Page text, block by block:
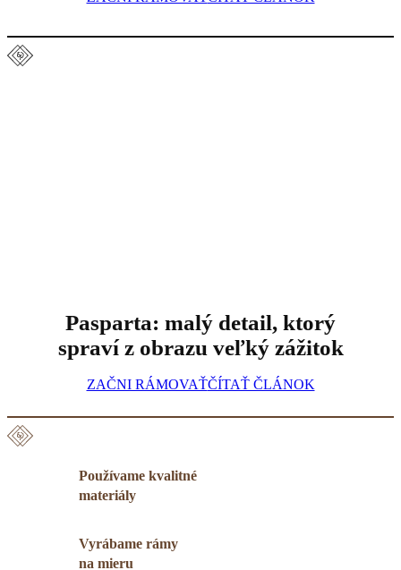
Pasparta: malý detail, ktorý
spraví z obrazu veľký zážitok
ZAČNI RÁMOVAŤČÍTAŤ ČLÁNOK
Používame kvalitné
materiály
Vyrábame rámy
na mieru